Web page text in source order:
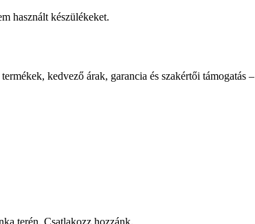
használt készülékeket.
kedvező árak, garancia és szakértői támogatás
terén. Csatlakozz hozzánk.